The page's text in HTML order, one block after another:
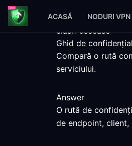
ACASĂ NODURI VPN
clash-usecase
Ghid de
Compară o rută
serviciului.
Answer
O rută de
de endpoint, client,